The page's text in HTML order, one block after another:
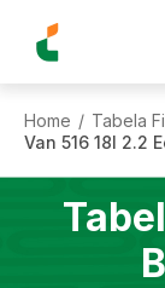
Home / Tabela
Van 516 18l 2.2